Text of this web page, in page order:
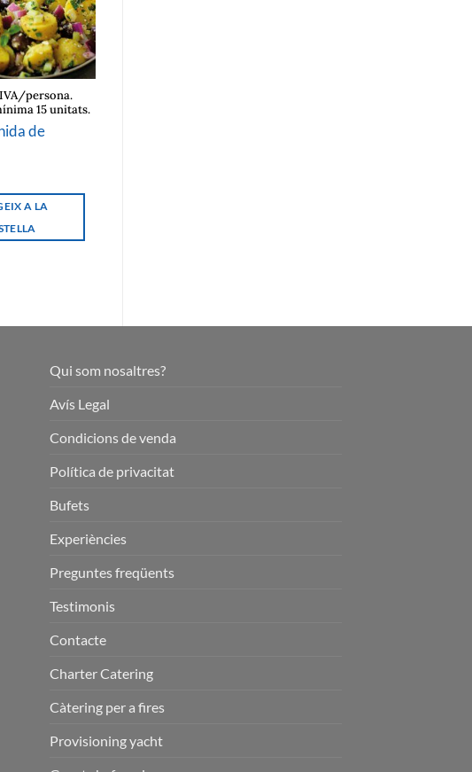
persona.
15 unitats.
de
A LA
Qui som nosaltres?
Avís Legal
Condicions de venda
Política de privacitat
Bufets
Experiències
Preguntes freqüents
Testimonis
Contacte
Charter Catering
Càtering per a fires
Provisioning yacht